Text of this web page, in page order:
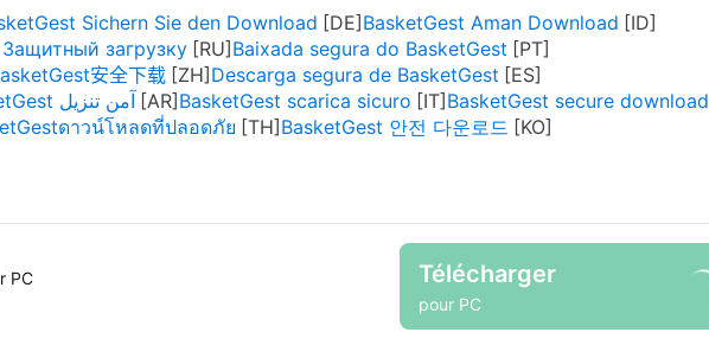
Sichern Sie den Download
BasketGest Aman Download
загрузку
Baixada segura do BasketGest
安全下载
Descarga segura de BasketGest
BasketGest آمن تنزيل BasketGest scarica sicuro
BasketGest secure download
ดาวน์โหลดที่ปลอดภัย
BasketGest 안전 다운로드
PC
Télécharger
pour PC